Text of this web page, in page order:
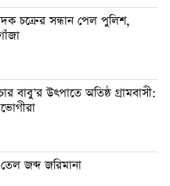
চক্রের সন্ধান পেল পুলিশ,
বাবু’র উৎপাতে অতিষ্ঠ গ্রামবাসী:
জব্দ জরিমানা